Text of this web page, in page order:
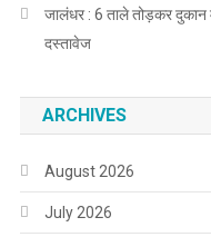
जालंधर : 6 ताले तोड़कर
दस्तावेज
ARCHIVES
August 2026
July 2026